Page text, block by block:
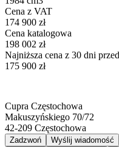
Cena z VAT
174 900 zł
Cena katalogowa
198 002 zł
Najniższa cena z 30 dni
175 900 zł
Cupra Częstochowa
Makuszyńskiego 70/72
42-209 Częstochowa
Zadzwoń
Wyślij wiadomość